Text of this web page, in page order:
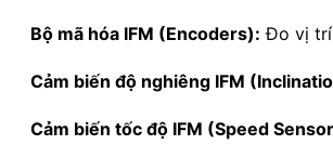
Bộ mã hóa IFM (Encoders): Đo vị trí
Cảm biến độ nghiêng IFM
Cảm biến tốc độ IFM (Speed